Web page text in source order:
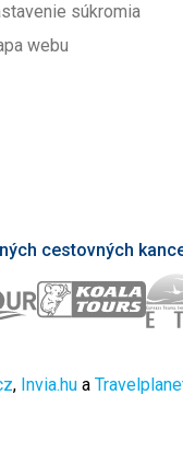
súkromia
webu
cestovných
, Invia.hu a